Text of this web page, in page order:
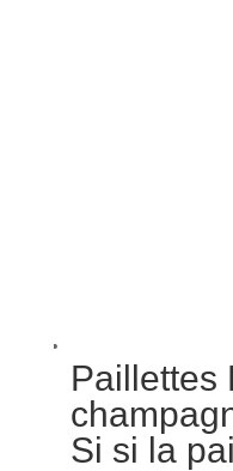
Paillettes
Si si la